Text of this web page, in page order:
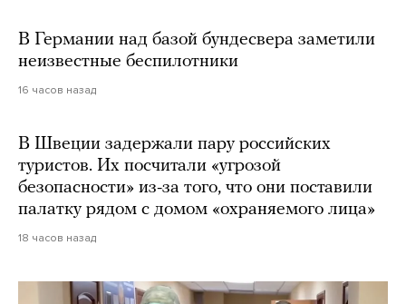
В Германии над базой бундесвера заметили
неизвестные беспилотники
16 часов назад
В Швеции задержали пару российских
туристов. Их посчитали «угрозой
безопасности» из-за того, что они поставили
палатку рядом с домом «охраняемого лица»
18 часов назад